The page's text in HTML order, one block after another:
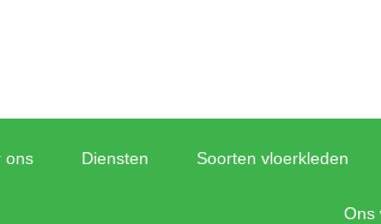
ons Diensten Soorten vloerkleden
Ons